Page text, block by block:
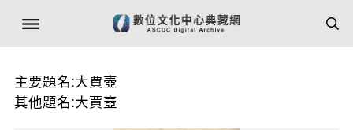
主要題名:大賈壺
其他題名:大賈壺